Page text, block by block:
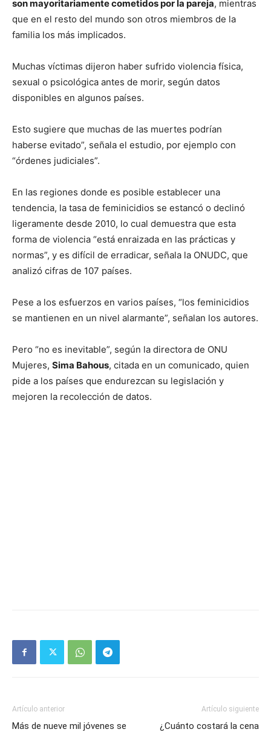
son mayoritariamente cometidos por la pareja, mientras
que en el resto del mundo son otros miembros de la
familia los más implicados.
Muchas víctimas dijeron haber sufrido violencia física,
sexual o psicológica antes de morir, según datos
disponibles en algunos países.
Esto sugiere que muchas de las muertes podrían
haberse evitado”, señala el estudio, por ejemplo con
“órdenes judiciales”.
En las regiones donde es posible establecer una
tendencia, la tasa de feminicidios se estancó o declinó
ligeramente desde 2010, lo cual demuestra que esta
forma de violencia “está enraizada en las prácticas y
normas”, y es difícil de erradicar, señala la ONUDC, que
analizó cifras de 107 países.
Pese a los esfuerzos en varios países, “los feminicidios
se mantienen en un nivel alarmante”, señalan los autores.
Pero “no es inevitable”, según la directora de ONU
Mujeres, Sima Bahous, citada en un comunicado, quien
pide a los países que endurezcan su legislación y
mejoren la recolección de datos.
Artículo anterior
Más de nueve mil jóvenes se
Artículo siguiente
¿Cuánto costará la cena